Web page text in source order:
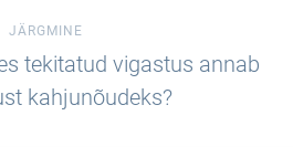
JÄRGMINE
tekitatud vigastus annab
kahjunõudeks?